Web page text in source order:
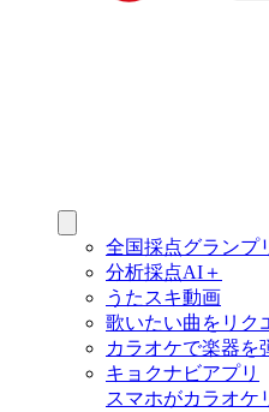
全国採点グランプ
分析採点AI＋
うたスキ動画
歌いたい曲をリク
カラオケで楽器を
キョクナビアプリ
スマホがカラオケ